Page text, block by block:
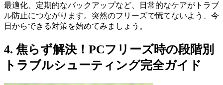
最適化、定期的なバックアップなど、日常的なケアがトラブ
ル防止につながります。突然のフリーズで慌てないよう、今
日からできる対策を始めてみましょう。
4. 焦らず解決！PCフリーズ時の段階別
トラブルシューティング完全ガイド